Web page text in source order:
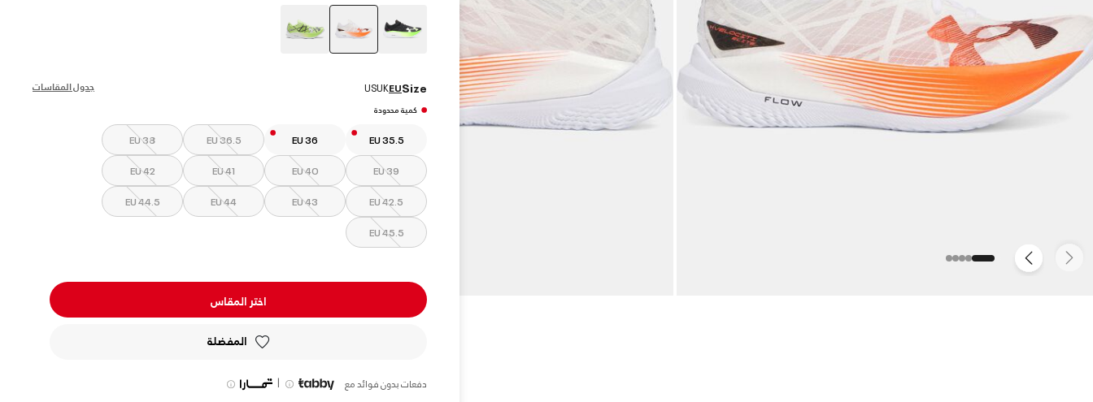
جدول المقاسات Size
EU
UK
US
كمية محدودة
EU 35.5
EU 36
EU 36.5
EU 38
EU 39
EU 40
EU 41
EU 42
EU 42.5
EU 43
EU 44
EU 44.5
EU 45.5
اختر المقاس
المفضلة
دفعات بدون فوائد مع |